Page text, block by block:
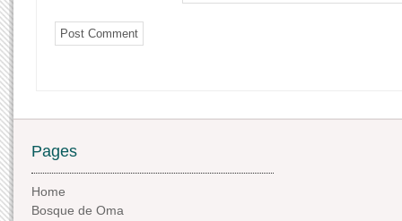
Pages
Home
Bosque de Oma